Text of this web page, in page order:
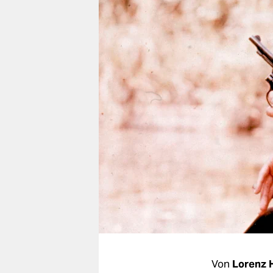
nord
wahrheit
verlag
verlag
veranstaltungen
shop
unterstützen
Von Lorenz